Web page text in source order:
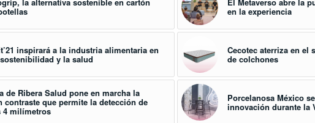
en la experiencia
inspirará a la industria alimentaria en
y la salud
Cecotec aterriza en el
de colchones
de Ribera Salud pone en marcha la
contraste que permite la detección de
4 milímetros
Porcelanosa México
innovación durante la